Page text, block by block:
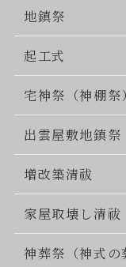
地鎮祭
起工式
宅神祭（神棚祭）
出雲屋敷地鎮祭
増改築清祓
家屋取壊し清祓
神葬祭（神式の